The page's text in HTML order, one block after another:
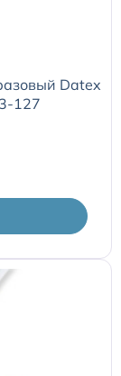
Datex
127